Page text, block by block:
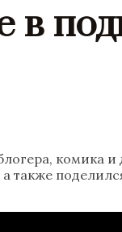
комика
а также